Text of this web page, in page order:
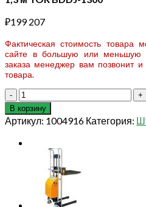
₽199 207
Фактическая стоимость товара
сайте в большую или меньшую
заказа менеджер вам позвонит и
товара.
Количество
товара
Штабелер
гидравлический
с
электроподъемом
В корзину
Артикул: 1004916 Категория: